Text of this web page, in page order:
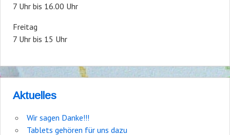
7 Uhr bis 16.00 Uhr
Freitag
7 Uhr bis 15 Uhr
Aktuelles
Wir sagen Danke!!!
Tablets gehören für uns dazu